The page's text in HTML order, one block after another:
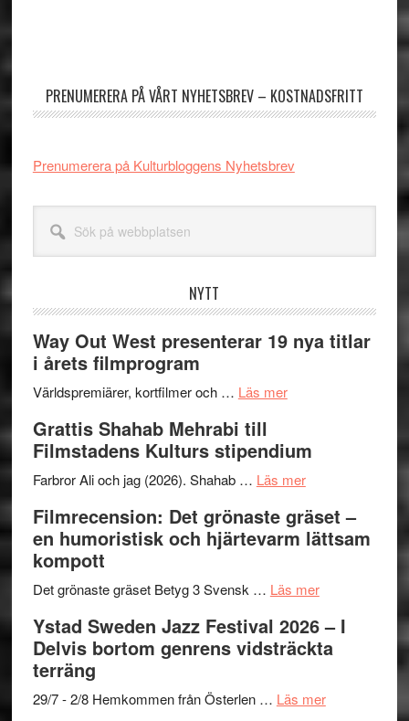
PRENUMERERA PÅ VÅRT NYHETSBREV – KOSTNADSFRITT
Prenumerera på Kulturbloggens Nyhetsbrev
webbplatsen
NYTT
Way Out West presenterar 19 nya titlar
i årets filmprogram
Världspremiärer, kortfilmer och … Läs merom
West
presenterar
nya
titlar
årets
Grattis Shahab Mehrabi till
Filmstadens Kulturs stipendium
Farbror Ali och jag (2026). Shahab … Läs merom
Shahab
Mehrabi
Filmstadens
stipendium
Filmrecension: Det grönaste gräset –
en humoristisk och hjärtevarm lättsam
kompott
Det grönaste gräset Betyg 3 Svensk … Läs merom
Det
grönaste
–
Ystad Sweden Jazz Festival 2026 – I
Delvis bortom genrens vidsträckta
terräng
29/7 - 2/8 Hemkommen från Österlen … Läs merom